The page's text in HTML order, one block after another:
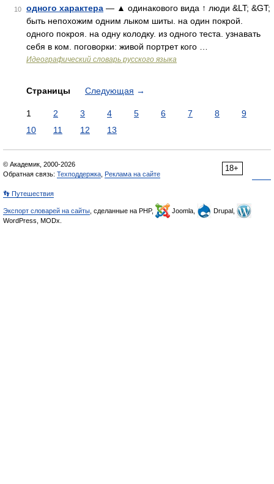
10 одного характера — ▲ одинакового вида ↑ люди &LT; &GT;
быть непохожим одним лыком шиты. на один покрой.
одного покроя. на одну колодку. из одного теста. узнавать
себя в ком. поговорки: живой портрет кого …
Идеографический словарь русского языка
Страницы Следующая →
1 2 3 4 5 6 7 8
9
10
11 12 13
18+
© Академик, 2000-2026
Обратная связь: Техподдержка Реклама на сайте
👣 Путешествия
Экспорт словарей на сайты , сделанные на PHP, Joomla,
Drupal,
WordPress, MODx.